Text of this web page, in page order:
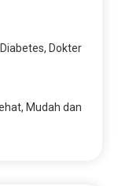
Dokter
Mudah dan